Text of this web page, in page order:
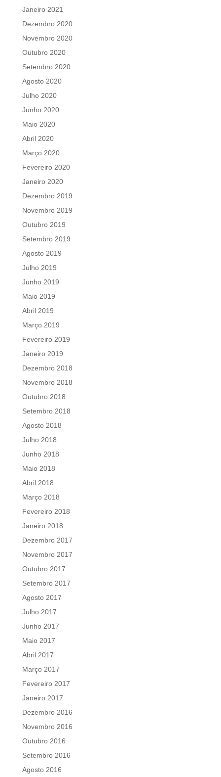
Janeiro 2021
Dezembro 2020
Novembro 2020
Outubro 2020
Setembro 2020
Agosto 2020
Julho 2020
Junho 2020
Maio 2020
Abril 2020
Março 2020
Fevereiro 2020
Janeiro 2020
Dezembro 2019
Novembro 2019
Outubro 2019
Setembro 2019
Agosto 2019
Julho 2019
Junho 2019
Maio 2019
Abril 2019
Março 2019
Fevereiro 2019
Janeiro 2019
Dezembro 2018
Novembro 2018
Outubro 2018
Setembro 2018
Agosto 2018
Julho 2018
Junho 2018
Maio 2018
Abril 2018
Março 2018
Fevereiro 2018
Janeiro 2018
Dezembro 2017
Novembro 2017
Outubro 2017
Setembro 2017
Agosto 2017
Julho 2017
Junho 2017
Maio 2017
Abril 2017
Março 2017
Fevereiro 2017
Janeiro 2017
Dezembro 2016
Novembro 2016
Outubro 2016
Setembro 2016
Agosto 2016